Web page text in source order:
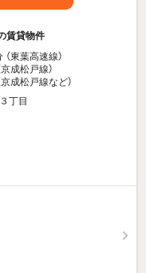
賃貸物件
（東葉高速線）
京成松戸線）
京成松戸線など）
丁目